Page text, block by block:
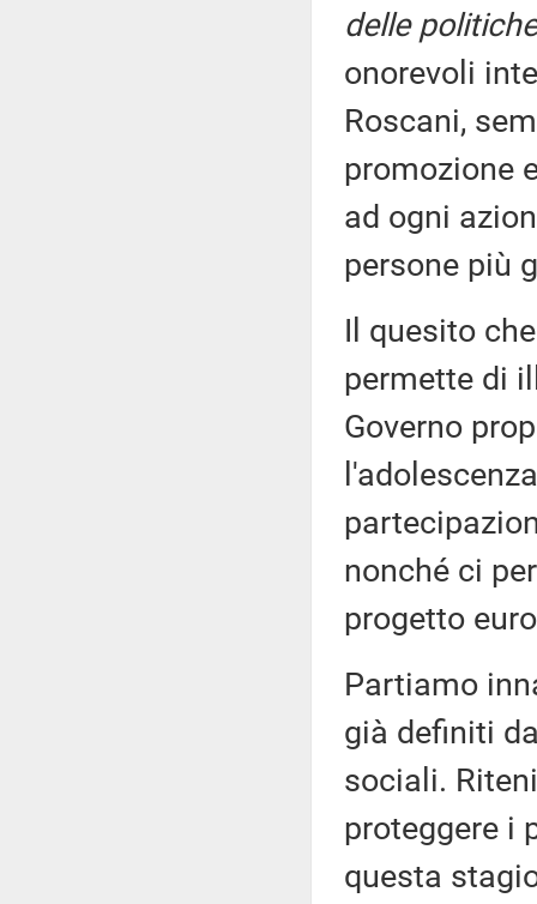
delle
onorevoli
Roscani,
promozione
ad ogni
persone più
Il quesito
permette di
Governo
nonché ci
progetto
Partiamo
già definiti
sociali.
proteggere i
questa